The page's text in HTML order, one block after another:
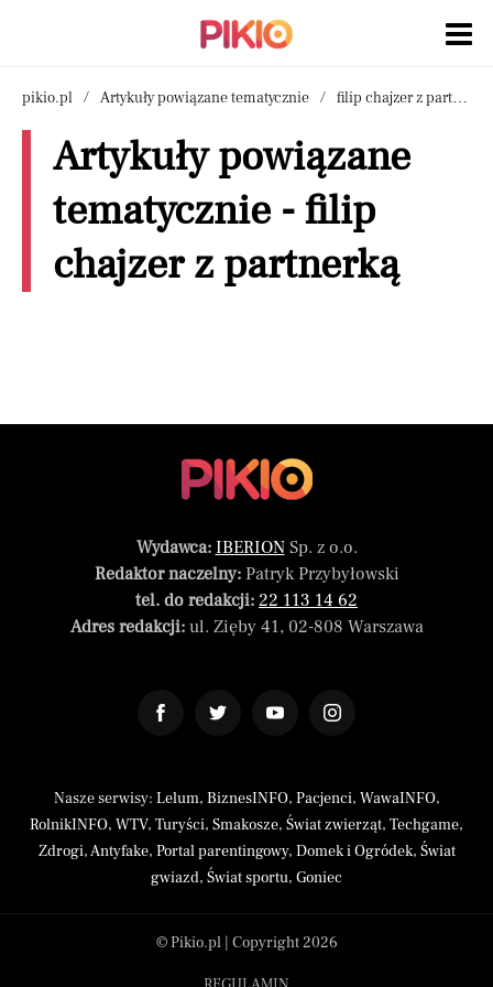
pikio.pl Artykuły powiązane tematycznie filip chajzer z partnerką
Artykuły powiązane
tematycznie - filip
chajzer z partnerką
Wydawca: IBERIONSp. z o.o.
Redaktor naczelny:Patryk Przybyłowski
tel. do redakcji: 22 113 14 62
Adres redakcji:ul. Zięby 41, 02-808 Warszawa
Nasze serwisy: Lelum, BiznesINFO, Pacjenci, WawaINFO,
RolnikINFO, WTV, Turyści, Smakosze, Świat zwierząt, Techgame,
Zdrogi,Antyfake, Portal parentingowy, Domek i Ogródek, Świat
gwiazd, Świat sportu, Goniec
© Pikio.pl | Copyright 2026